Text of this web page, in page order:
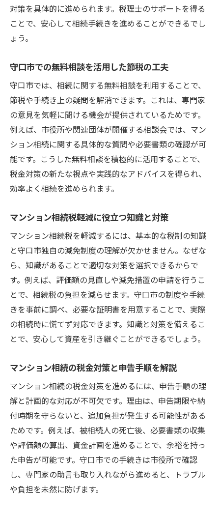
対策を具体的に進められます。税理士のサポートを得る
ことで、安心して相続手続きを進めることができるでし
ょう。
守口市での無料相談を活用した節税の工夫
守口市では、相続に関する無料相談を利用することで、
節税や手続き上の疑問を解消できます。これは、専門家
の意見を気軽に聞ける機会が提供されているためです。
例えば、市役所や関連団体が開催する相談会では、マン
ション相続に関する具体的な質問や必要書類の確認が可
能です。こうした無料相談を積極的に活用することで、
税金対策の新たな視点や実践的なアドバイスを得られ、
効率よく相続を進められます。
マンション相続税軽減に役立つ知識と対策
マンション相続税を軽減するには、基本的な税制の知識
と守口市独自の減免制度の理解が欠かせません。なぜな
ら、知識があることで適切な対策を選択できるからで
す。例えば、評価額の見直しや減免措置の申請を行うこ
とで、相続税の負担を減らせます。守口市の制度や手続
きを事前に調べ、必要な証明書を用意することで、実際
の相続時に慌てず対応できます。知識と対策を備えるこ
とで、安心して資産を引き継ぐことができるでしょう。
マンション相続の税金対策と申告手順を解説
マンション相続の税金対策を進めるには、申告手順の理
解と計画的な対応が不可欠です。理由は、申告期限や納
付時期を守らないと、追加負担が発生する可能性がある
ためです。例えば、被相続人の死亡後、必要書類の収集
や評価額の算出、資金計画を進めることで、余裕を持っ
た申告が可能です。守口市での手続きは市役所で確認
し、専門家の助言も取り入れながら進めると、トラブル
や負担を未然に防げます。